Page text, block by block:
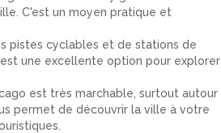
C'est un moyen pratique et
pistes cyclables et de stations de
une excellente option pour explorer
est très marchable, surtout autour
permet de découvrir la ville à votre